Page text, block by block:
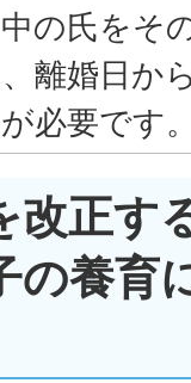
の氏をそ
離婚日か
必要です
改正す
の養育